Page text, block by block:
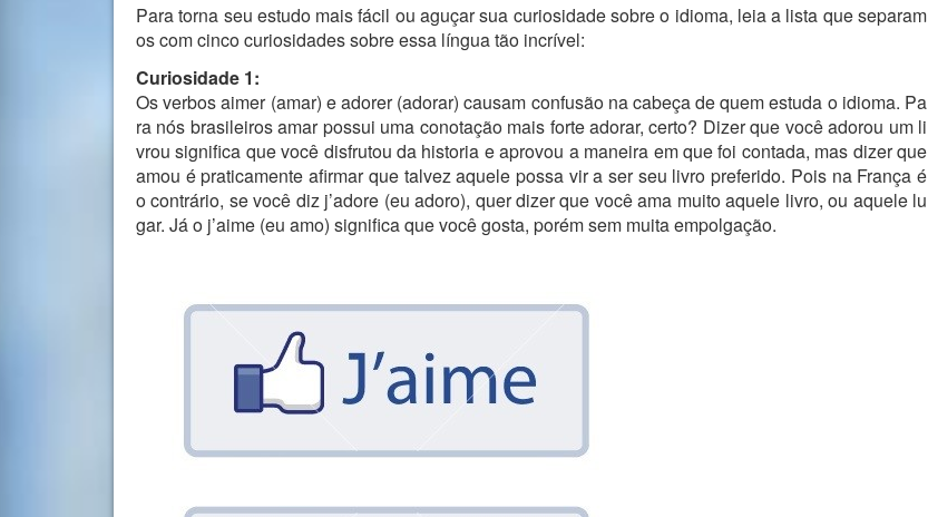
Para torna seu estudo mais fácil ou aguçar sua curiosidade sobre o idioma, leia a lista que separam
os com cinco curiosidades sobre essa língua tão incrível:
Curiosidade 1:
Os verbos aimer (amar) e adorer (adorar) causam confusão na cabeça de quem estuda o idioma. Pa
ra nós brasileiros amar possui uma conotação mais forte adorar, certo? Dizer que você adorou um li
vrou significa que você disfrutou da historia e aprovou a maneira em que foi contada, mas dizer que
amou é praticamente afirmar que talvez aquele possa vir a ser seu livro preferido. Pois na França é
o contrário, se você diz j’adore (eu adoro), quer dizer que você ama muito aquele livro, ou aquele lu
gar. Já o j’aime (eu amo) significa que você gosta, porém sem muita empolgação.